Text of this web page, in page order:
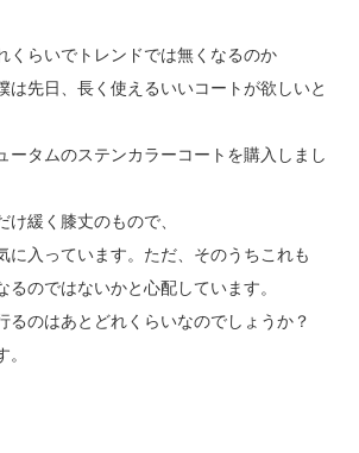
くらいでトレンドでは無くなるのか
は先日、長く使えるいいコートが欲しいと
ータムのステンカラーコートを購入しまし
緩く膝丈のもので、
に入っています。ただ、そのうちこれも
るのではないかと心配しています。
るのはあとどれくらいなのでしょうか？